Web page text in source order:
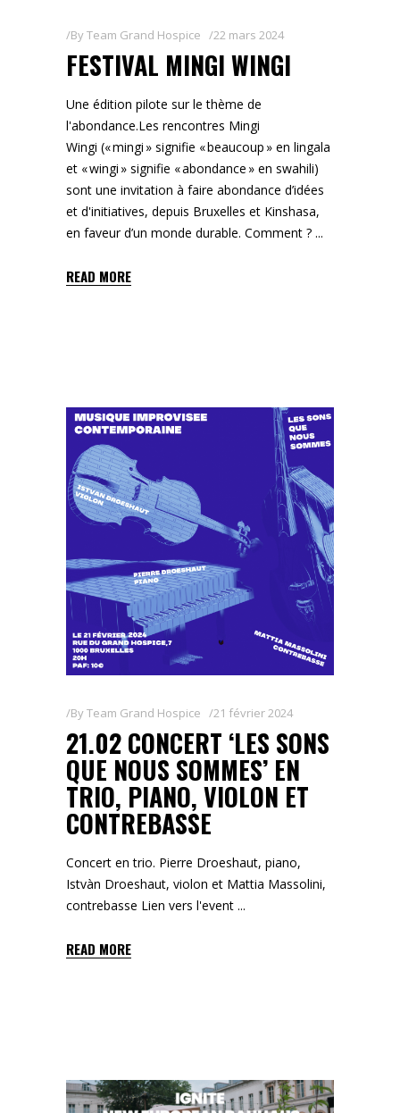
ByTeam Grand Hospice 22 mars 2024
FESTIVAL MINGI WINGI
Une édition pilote sur le thème de
l'abondance. ​Les rencontres Mingi
Wingi (« mingi » signifie « beaucoup » en lingala
et « wingi » signifie « abondance » en swahili)
sont une invitation à faire abondance d’idées
et d'initiatives, depuis Bruxelles et Kinshasa,
en faveur d’un monde durable. Comment ?
READ MORE
ByTeam Grand Hospice 21 février 2024
21.02 CONCERT ‘LES SONS
QUE NOUS SOMMES’ EN
TRIO, PIANO, VIOLON ET
CONTREBASSE
Concert en trio. Pierre Droeshaut, piano,
Istvàn Droeshaut, violon et Mattia Massolini,
contrebasse Lien vers l'event
READ MORE